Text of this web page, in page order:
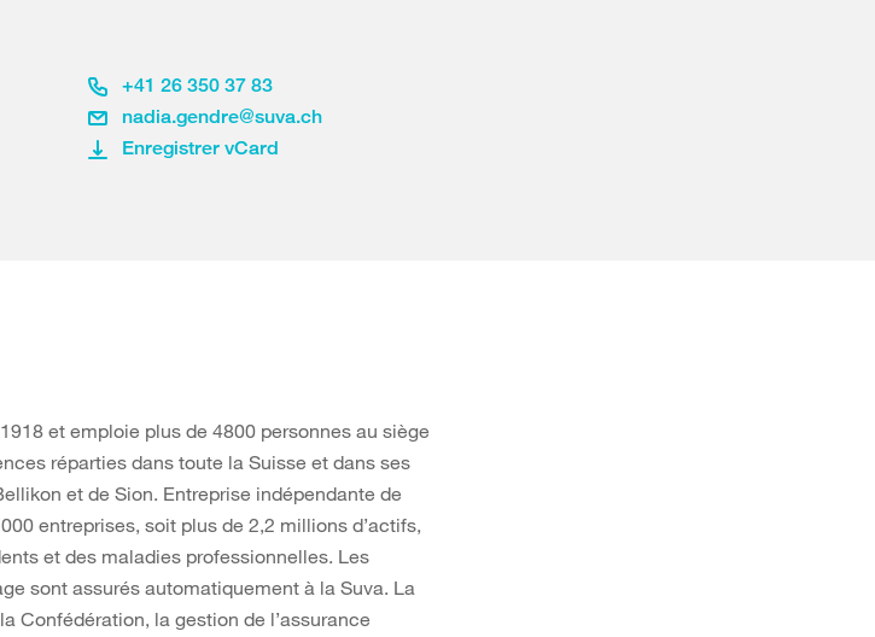
+41 26 350 37 83
nadia.gendre@suva.ch
Enregistrer vCard
et emploie plus de 4800 personnes au siège
réparties dans toute la Suisse et dans ses
et de Sion. Entreprise indépendante de
entreprises, soit plus de 2,2 millions d’actifs,
et des maladies professionnelles. Les
sont assurés automatiquement à la Suva. La
Confédération, la gestion de l’assurance